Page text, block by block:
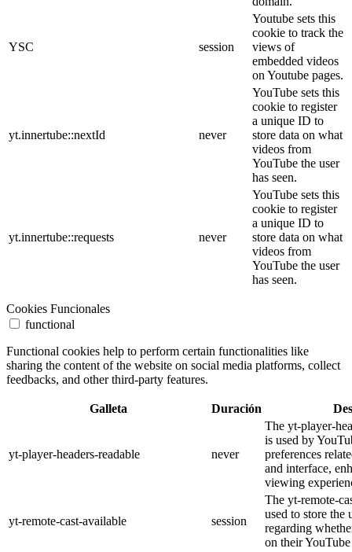
YSC session
Youtube sets this
cookie to track the
views of
embedded videos
on Youtube pages.
yt.innertube::nextId never
YouTube sets this
cookie to register
a unique ID to
store data on what
videos from
YouTube the user
has seen.
yt.innertube::requests never
YouTube sets this
cookie to register
a unique ID to
store data on what
videos from
YouTube the user
has seen.
Cookies Funcionales
functional
Functional cookies help to perform certain functionalities like
sharing the content of the website on social media platforms, collect
feedbacks, and other third-party features.
Galleta Duración
yt-player-headers-readable never
The yt-player-
is used by
preferences
and interface,
viewing
yt-remote-cast-available session
The yt-remote-
used to store the
regarding
on their